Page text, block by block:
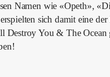
Namen wie «Opeth»,
sich damit eine der
You & The